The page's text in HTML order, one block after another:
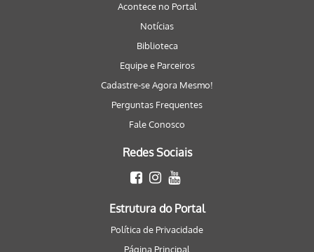
Acontece no Portal
Notícias
Biblioteca
Equipe e Parceiros
Cadastre-se Agora Mesmo!
Perguntas Frequentes
Fale Conosco
Redes Sociais
Estrutura do Portal
Política de Privacidade
Página Principal